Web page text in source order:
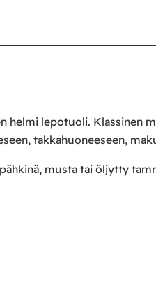
helmi lepotuoli. Klassinen
takkahuoneeseen,
musta tai öljytty